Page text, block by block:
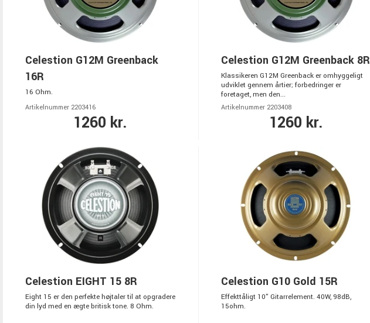
Celestion G12M Greenback
16R
16 Ohm.
Artikelnummer 2203416
1260 kr.
Celestion G12M Greenback 8R
Klassikeren G12M Greenback er omhyggeligt
udviklet gennem årtier; forbedringer er
foretaget, men den...
Artikelnummer 2203408
1260 kr.
Celestion EIGHT 15 8R
Eight 15 er den perfekte højtaler til at opgradere
din lyd med en ægte britisk tone. 8 Ohm.
Celestion G10 Gold 15R
Effekttåligt 10" Gitarrelement. 40W, 98dB,
15ohm.